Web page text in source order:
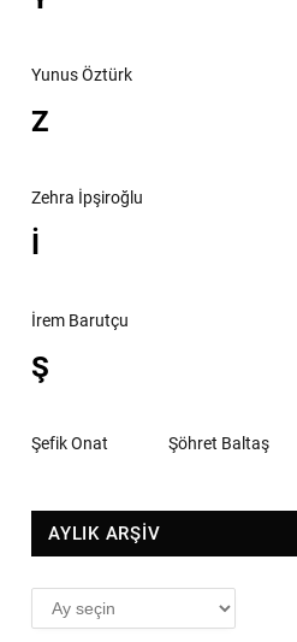
Yunus Öztürk
Z
Zehra İpşiroğlu
İ
İrem Barutçu
Ş
Şefik Onat Şöhret Baltaş
AYLIK ARŞİV
AYLIK
ARŞİV